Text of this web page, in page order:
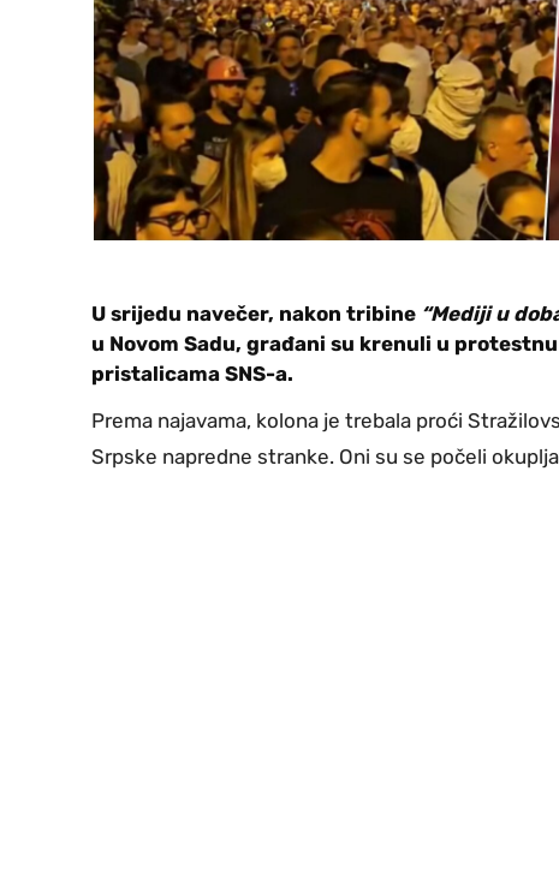
U srijedu navečer, nakon tribine “Mediji u
u Novom Sadu, građani su krenuli u
pristalicama SNS-a.
Prema najavama, kolona je trebala proći
Srpske napredne stranke. Oni su se počeli